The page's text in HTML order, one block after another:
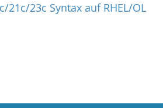
21c/23c Syntax auf RHEL/OL